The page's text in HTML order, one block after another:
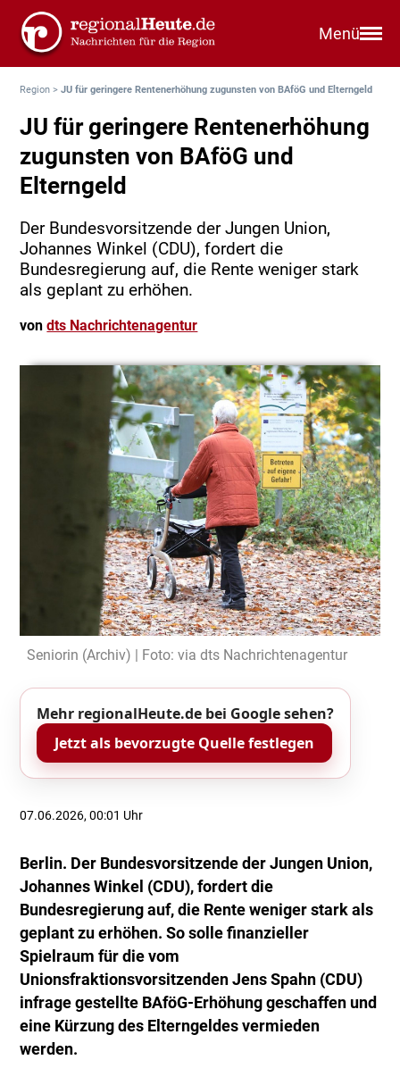
Menü
Region >JU für geringere Rentenerhöhung zugunsten von BAföG und Elterngeld
JU für geringere Rentenerhöhung
zugunsten von BAföG und
Elterngeld
Der Bundesvorsitzende der Jungen Union,
Johannes Winkel (CDU), fordert die
Bundesregierung auf, die Rente weniger stark
als geplant zu erhöhen.
vondts Nachrichtenagentur
Seniorin (Archiv) | Foto: via dts Nachrichtenagentur
Mehr regionalHeute.de bei Google sehen?
Jetzt als bevorzugte Quelle festlegen
07.06.2026, 00:01 Uhr
Berlin. Der Bundesvorsitzende der Jungen Union,
Johannes Winkel (CDU), fordert die
Bundesregierung auf, die Rente weniger stark als
geplant zu erhöhen. So solle finanzieller
Spielraum für die vom
Unionsfraktionsvorsitzenden Jens Spahn (CDU)
infrage gestellte BAföG-Erhöhung geschaffen und
eine Kürzung des Elterngeldes vermieden
werden.